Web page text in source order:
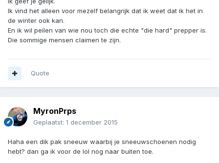
Ik vind het alleen voor mezelf belangrijk dat ik weet dat ik het in
de winter ook kan.
En ik wil peilen van wie nou toch die echte "die hard" prepper is.
Die sommige mensen claimen te zijn.
Quote
MyronPrps
Geplaatst: 1 december 2015
Haha een dik pak sneeuw waarbij je sneeuwschoenen nodig
hebt? dan ga ik voor de lol nog naar buiten toe.